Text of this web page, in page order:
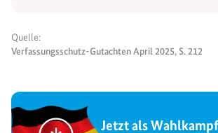
Quelle:
Verfassungsschutz-Gutachten April 2025, S. 212
Jetzt als